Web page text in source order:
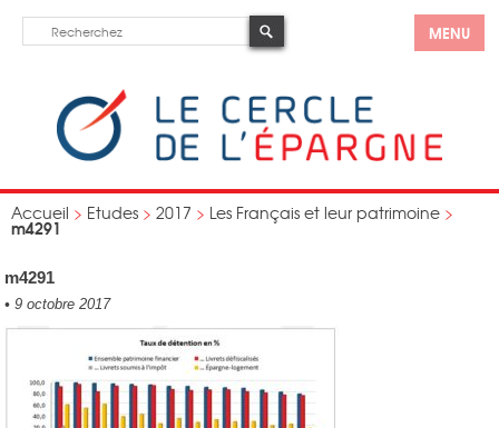
MENU
Accueil > Etudes > 2017 > Les Français et leur patrimoine >
m4291
m4291
• 9 octobre 2017